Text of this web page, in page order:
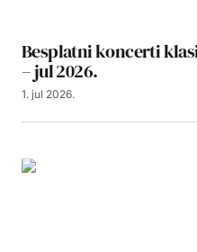
Besplatni koncerti
– jul 2026.
1. jul 2026.